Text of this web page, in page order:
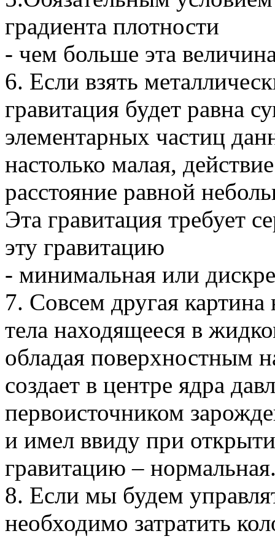
градиента плотности
- чем больше эта
6. Если взять
гравитация будет равна
элементарных частиц
настолько малая,
расстояние равной
Эта гравитация требует
эту гравитацию
- минимальная или
7. Совсем другая
тела находящееся в
обладая поверхностным
создает в центре ядра
первоисточником
и имел ввиду при
гравитацию –
8. Если мы будем
необходимо затратить